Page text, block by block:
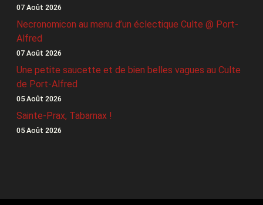
07 Août 2026
Necronomicon au menu d’un éclectique Culte @ Port-
Alfred
07 Août 2026
Une petite saucette et de bien belles vagues au Culte
de Port-Alfred
05 Août 2026
Sainte-Prax, Tabarnax !
05 Août 2026